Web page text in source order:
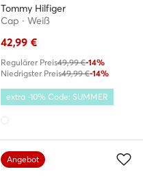
Tommy Hilfiger
Cap · Weiß
42,99 €
Regulärer Preis49,99 €-14%
Niedrigster Preis49,99 €-14%
extra -10% Code: SUMMER
Angebot